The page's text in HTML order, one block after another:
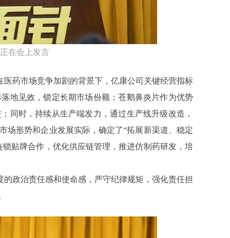
在会上发言
药市场竞争加剧的背景下，亿康公司关键经营指标
地见效，锁定长期市场份额；苍鹅鼻炎片作为优势
同时，持续从生产端发力，通过生产线升级改造，
场形势和企业发展实际，确定了“拓展新渠道、稳定
贴牌合作，优化供应链管理，推进仿制药研发，培
政治责任感和使命感，严守纪律规矩，强化责任担